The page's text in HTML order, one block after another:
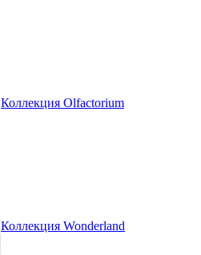
Коллекция Olfactorium
Коллекция Wonderland